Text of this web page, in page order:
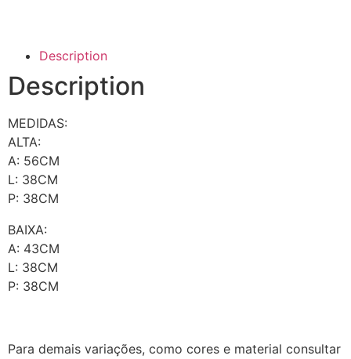
Description
Description
MEDIDAS:
ALTA:
A: 56CM
L: 38CM
P: 38CM
BAIXA:
A: 43CM
L: 38CM
P: 38CM
Para demais variações, como cores e material consultar